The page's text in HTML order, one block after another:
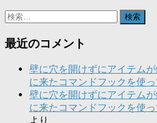
検
最近のコメント
壁に穴を開けずにアイテム
に来たコマンドフックを使
壁に穴を開けずにアイテム
に来たコマンドフックを使
より